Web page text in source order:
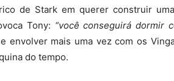
de Stark em querer construir
Tony: “você conseguirá dormir
envolver mais uma vez com os
do tempo.